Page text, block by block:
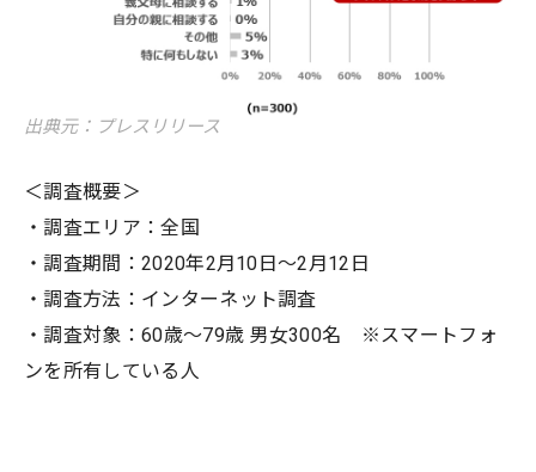
出典元：プレスリリース
＜調査概要＞
・調査エリア：全国
・調査期間：2020年2月10日～2月12日
・調査方法：インターネット調査
・調査対象：60歳～79歳 男女300名 ※スマートフォ
ンを所有している人